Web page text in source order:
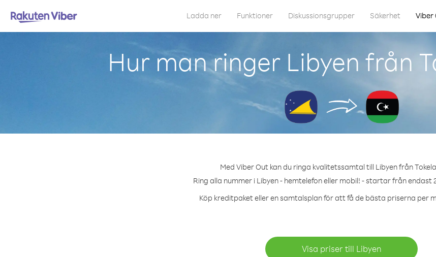
Ladda ner Funktioner Diskussionsgrupper Säkerhet Viber
Hur man ringer Libyen från
Med Viber Out kan du ringa kvalitetssamtal till Libyen från
Ring alla nummer i Libyen - hemtelefon eller mobil! - startar från endast
Köp kreditpaket eller en samtalsplan för att få de bästa priserna per
Visa priser till Libyen